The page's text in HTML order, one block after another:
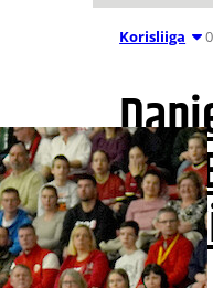
Korisliiga